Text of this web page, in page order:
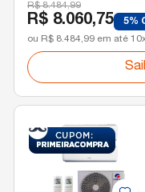
R$ 8.484,99
R$ 8.060,75 5%
ou R$ 8.484,99 em até